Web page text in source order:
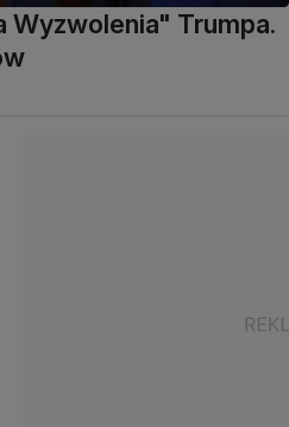
Wyzwolenia" Trumpa.